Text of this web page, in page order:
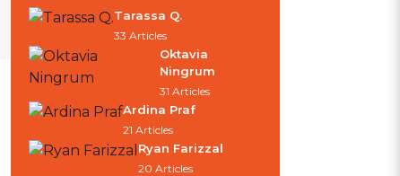
Tarassa Q.
33 Articles
Oktavia
Ningrum
31 Articles
Ardina Praf
21 Articles
Ryan Farizzal
20 Articles